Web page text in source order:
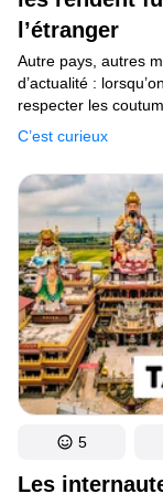
l’étranger
C’est curieux
Autre pays, autres
d’actualité :
respecter les
de mentalité et de
et cela, même aux
le meilleur des
de ton pays
amende ou à une
Les
5